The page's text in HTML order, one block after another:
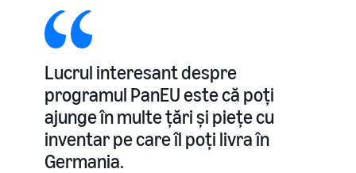
Lucrul interesant despre
programul PanEU este că poți
ajunge în multe țări și piețe cu
inventar pe care îl poți livra în
Germania.